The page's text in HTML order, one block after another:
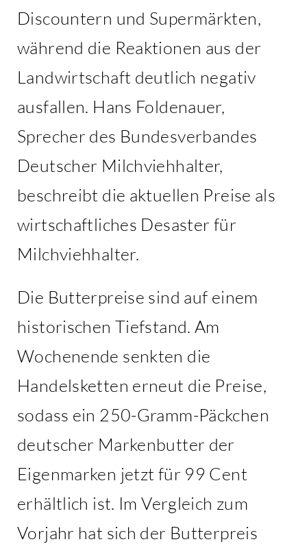
Discountern und Supermärkten,
während die Reaktionen aus der
Landwirtschaft deutlich negativ
ausfallen. Hans Foldenauer,
Sprecher des Bundesverbandes
Deutscher Milchviehhalter,
beschreibt die aktuellen Preise als
wirtschaftliches Desaster für
Milchviehhalter.
Die Butterpreise sind auf einem
historischen Tiefstand. Am
Wochenende senkten die
Handelsketten erneut die Preise,
sodass ein 250-Gramm-Päckchen
deutscher Markenbutter der
Eigenmarken jetzt für 99 Cent
erhältlich ist. Im Vergleich zum
Vorjahr hat sich der Butterpreis